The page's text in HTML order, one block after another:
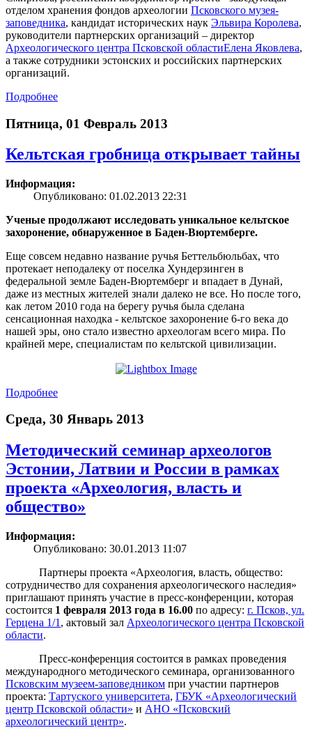
отделом хранения фондов археологии Псковского музея-
заповедника, кандидат исторических наук Эльвира Королева,
руководители партнерских организаций – директор
Археологического центра Псковской областиЕлена Яковлева,
а также сотрудники эстонских и российских партнерских
организаций.
Подробнее
Пятница, 01 Февраль 2013
Кельтская гробница открывает тайны
Информация:
Опубликовано: 01.02.2013 22:31
Ученые продолжают исследовать уникальное кельтское
захоронение, обнаруженное в Баден-Вюртемберге.
Еще совсем недавно название ручья Беттельбюльбах, что
протекает неподалеку от поселка Хундерзинген в
федеральной земле Баден-Вюртемберг и впадает в Дунай,
даже из местных жителей знали далеко не все. Но после того,
как летом 2010 года на берегу ручья была сделана
сенсационная находка - кельтское захоронение 6-го века до
нашей эры, оно стало известно археологам всего мира. По
крайней мере, специалистам по кельтской цивилизации.
Подробнее
Среда, 30 Январь 2013
Методический семинар археологов
Эстонии, Латвии и России в рамках
проекта «Археология, власть и
общество»
Информация:
Опубликовано: 30.01.2013 11:07
Партнеры проекта «Археология, власть, общество:
сотрудничество для сохранения археологического наследия»
приглашают принять участие в пресс-конференции, которая
состоится 1 февраля 2013 года в 16.00 по адресу: г. Псков, ул.
Герцена 1/1 , актовый зал Археологического центра Псковской
области.
Пресс-конференция состоится в рамках проведения
международного методического семинара, организованного
Псковским музеем-заповедником при участии партнеров
проекта: Тартуского университета, ГБУК «Археологический
центр Псковской области» и АНО «Псковский
археологический центр».